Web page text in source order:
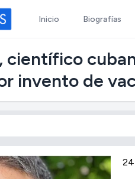
Inicio Biografías
científico
invento de
24